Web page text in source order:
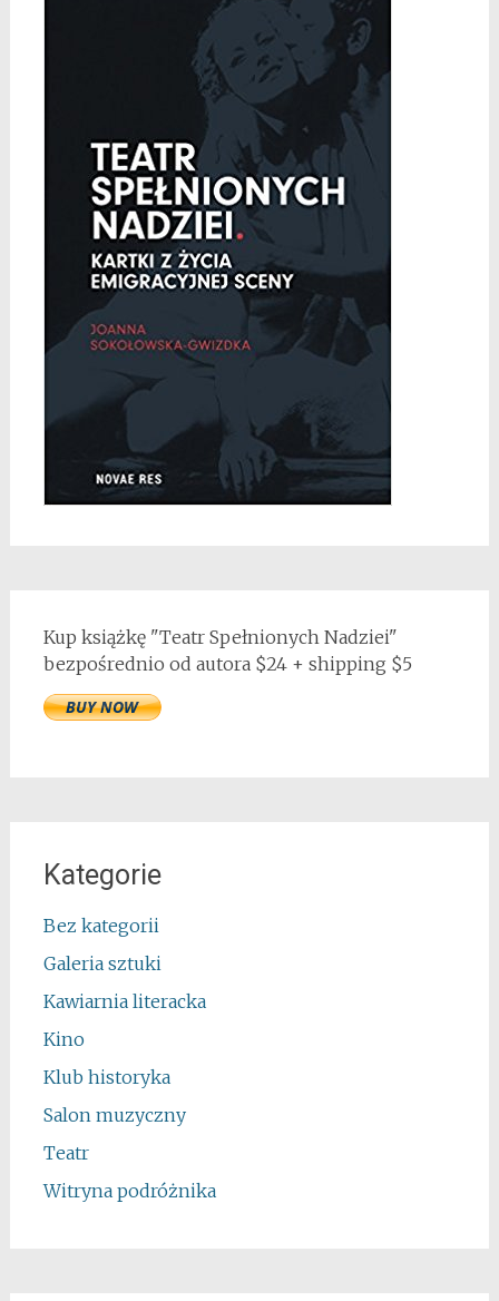
Kup książkę "Teatr Spełnionych Nadziei"
bezpośrednio od autora $24 + shipping $5
Kategorie
Bez kategorii
Galeria sztuki
Kawiarnia literacka
Kino
Klub historyka
Salon muzyczny
Teatr
Witryna podróżnika